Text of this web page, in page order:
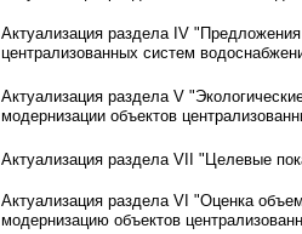
Актуализация раздела IV
централизованных систем
Актуализация раздела V
модернизации объектов
Актуализация раздела VII "Целевые
Актуализация раздела VI "Оценка
модернизацию объектов